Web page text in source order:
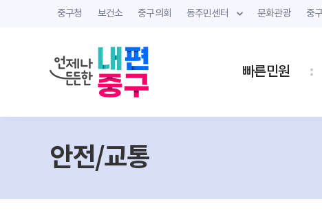
중구청 보건소 중구의회 동주민센터 문화관광 중
빠른민원
안전/교통